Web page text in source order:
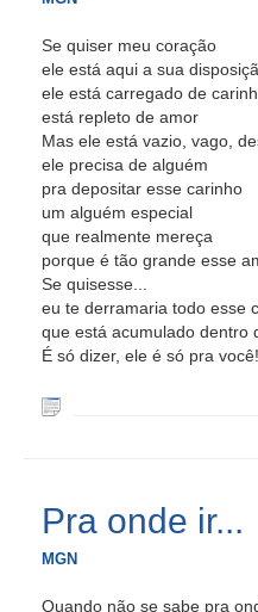
Se quiser meu coração
ele está aqui a sua
ele está carregado de
está repleto de amor
Mas ele está vazio, vago,
ele precisa de alguém
pra depositar esse carinho
um alguém especial
que realmente mereça
porque é tão grande esse
Se quisesse...
eu te derramaria todo esse
que está acumulado dentro
É só dizer, ele é só pra você!
Pra onde ir...
MGN
Quando não se sabe pra